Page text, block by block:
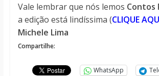
Vale lembrar que nós lemos Contos
a edição está lindíssima (CLIQUE
Michele Lima
Compartilhe:
WhatsApp